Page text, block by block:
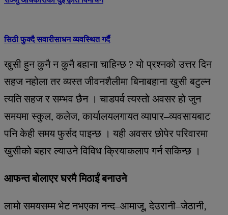
सिठी फुक्दै सवारीसाधन व्यवस्थित गर्दै
खुसी हुन कुनै न कुनै बहाना चाहिन्छ ? यो प्रश्नको उत्तर दिन
सहज नहोला तर व्यस्त जीवनशैलीमा बिनाबहाना खुसी बटुल्न
त्यति सहज र सम्भव छैन । चाडपर्व त्यस्तो अवसर हो जुन
समयमा स्कुल, कलेज, कार्यालयलगायत व्यापार–व्यवसायबाट
पनि केही समय फुर्सद पाइन्छ । यही अवसर छोपेर परिवारमा
खुसीको बहार ल्याउने विविध क्रियाकलाप गर्न सकिन्छ ।
आफन्त बोलाएर घरमै मिठाईं बनाउने
लामो समयसम्म भेट नभएका नन्द–आमाजू, देउरानी–जेठानी,